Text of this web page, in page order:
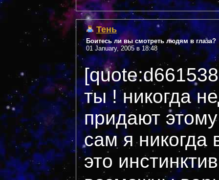
Тень
Боитесь ли вы смотреть людям в глаза?
01 January, 2005 в 18:48
ты ! никогда
придают
сам я никогда
это